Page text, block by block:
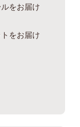
をお届け
をお届け